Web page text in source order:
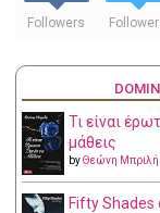
Followers
Τι είναι
μάθεις
byΘεώνη Μπριλή
Fifty Shades